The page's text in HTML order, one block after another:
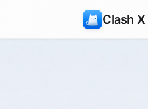
Clash X